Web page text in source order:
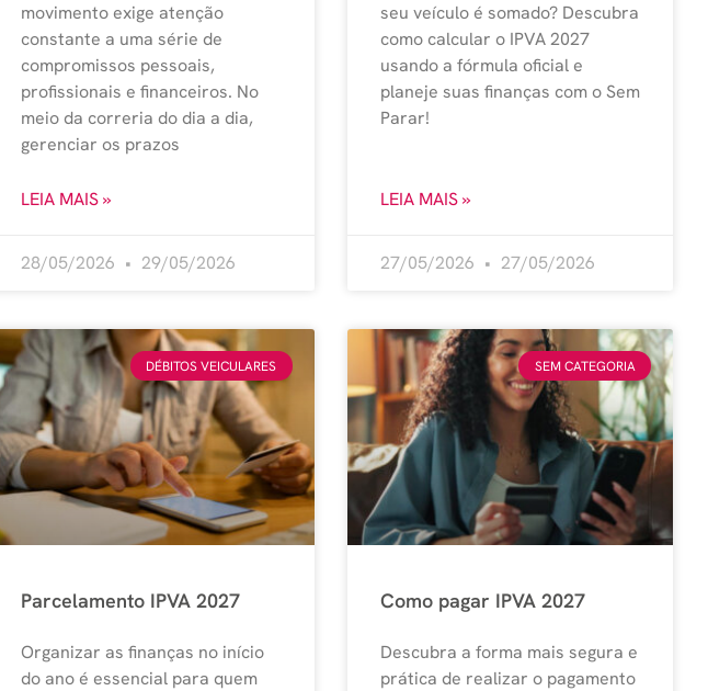
movimento exige atenção
constante a uma série de
compromissos pessoais,
profissionais e financeiros. No
meio da correria do dia a dia,
gerenciar os prazos
LEIA MAIS »
28/05/2026 29/05/2026
seu veículo é somado? Descubra
como calcular o IPVA 2027
usando a fórmula oficial e
planeje suas finanças com o Sem
Parar!
LEIA MAIS »
27/05/2026 27/05/2026
DÉBITOS VEICULARES
Parcelamento IPVA 2027
Organizar as finanças no início
do ano é essencial para quem
SEM CATEGORIA
Como pagar IPVA 2027
Descubra a forma mais segura e
prática de realizar o pagamento